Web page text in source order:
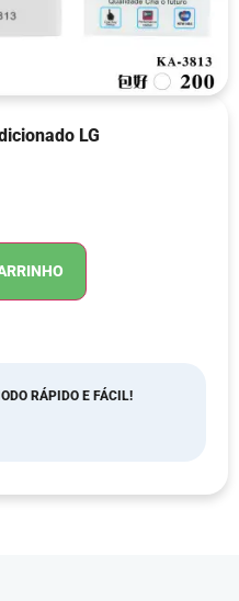
LG
RÁPIDO E FÁCIL!